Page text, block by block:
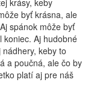
krásy, keby
byť krásna, ale
spánok môže byť
koniec. Aj hudobné
keby to
a poučná, ale čo by
platí aj pre náš